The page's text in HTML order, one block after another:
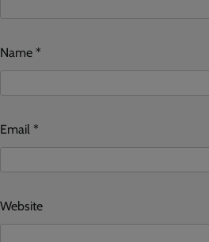
Name *
Email *
Website